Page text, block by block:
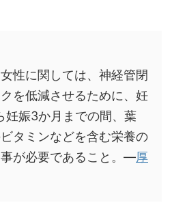
性に関しては、神経管閉
を低減させるために、妊
妊娠3か月までの間、葉
タミンなどを含む栄養の
が必要であること。―厚